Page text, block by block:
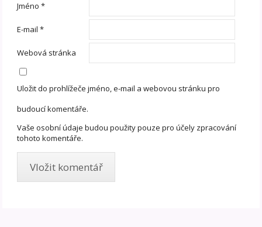
Jméno*
E-mail*
Webová stránka
Uložit do prohlížeče jméno, e-mail a webovou stránku pro
budoucí komentáře.
Vaše osobní údaje budou použity pouze pro účely zpracování
tohoto komentáře.